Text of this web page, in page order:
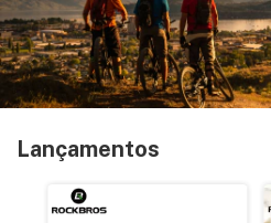
Lançamentos